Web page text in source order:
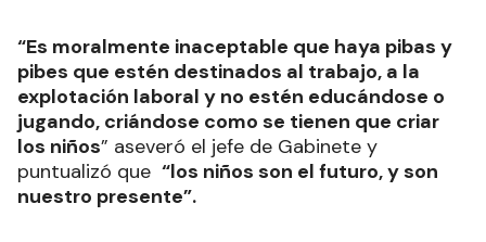
“Es moralmente inaceptable que haya pibas y
pibes que estén destinados al trabajo, a la
explotación laboral y no estén educándose o
jugando, criándose como se tienen que criar
los niños” aseveró el jefe de Gabinete y
puntualizó que “los niños son el futuro, y son
nuestro presente”.